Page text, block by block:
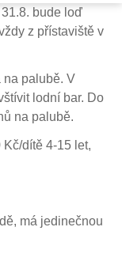
bude loď
z přístaviště v
na palubě. V
lodní bar. Do
na palubě.
dítě 4-15 let,
má jedinečnou